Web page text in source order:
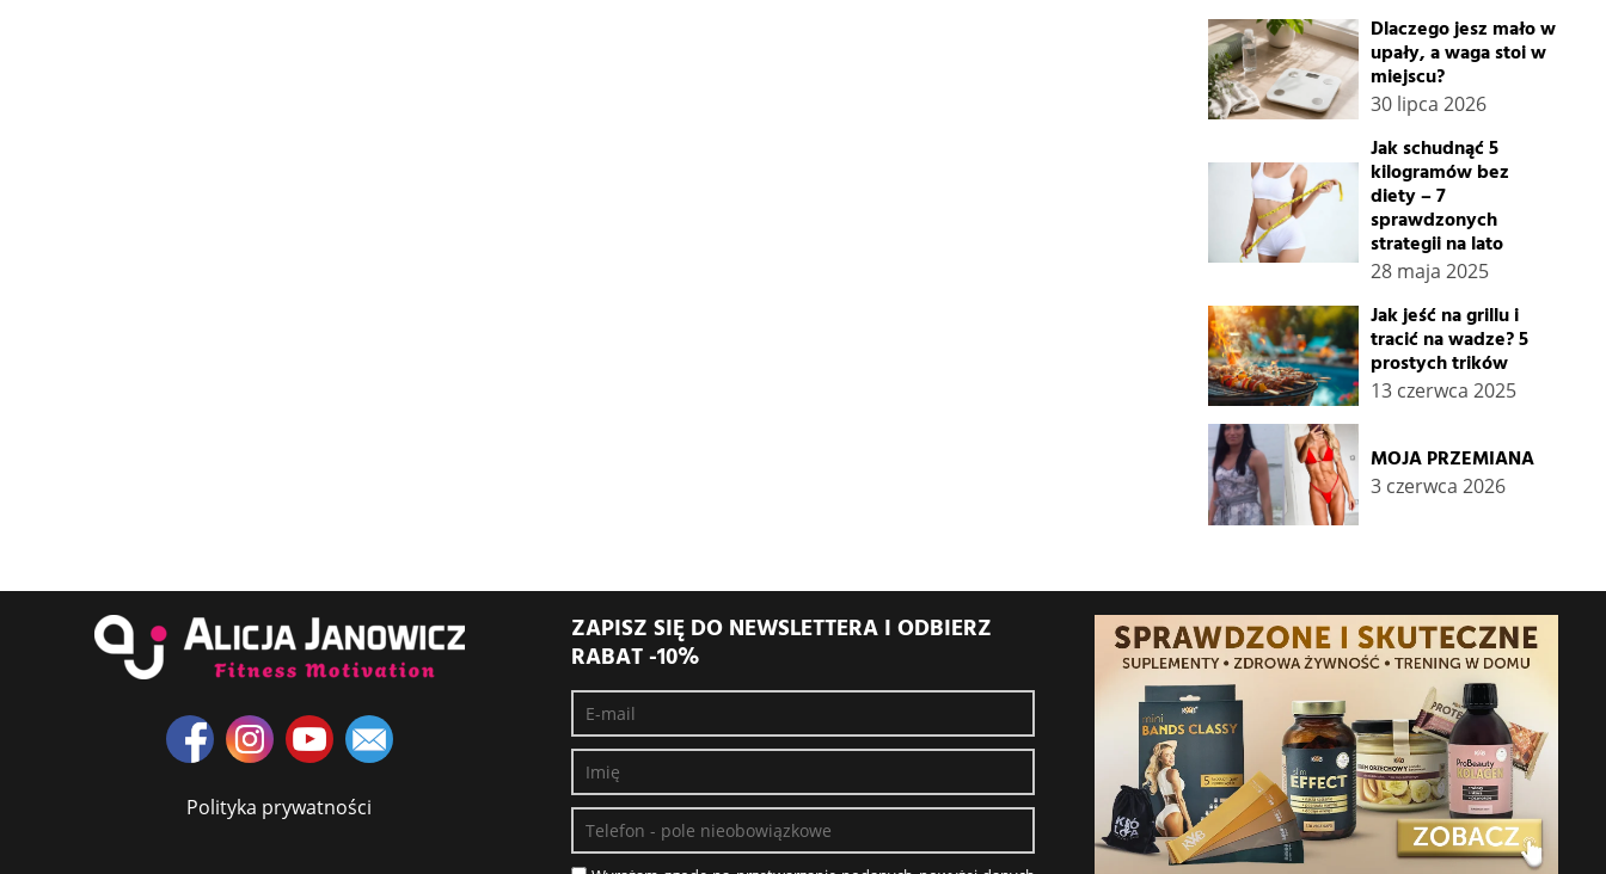
Dlaczego jesz mało w
upały, a waga stoi w
miejscu?
30 lipca 2026
Jak schudnąć 5
kilogramów bez
diety – 7
sprawdzonych
strategii na lato
28 maja 2025
Jak jeść na grillu i
tracić na wadze? 5
prostych trików
13 czerwca 2025
MOJA PRZEMIANA
3 czerwca 2026
Polityka prywatności
ZAPISZ SIĘ DO NEWSLETTERA I ODBIERZ
RABAT -10%